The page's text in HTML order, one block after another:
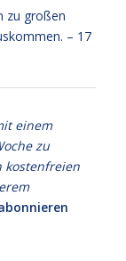
zu großen
– 17
einem
zu
kostenfreien